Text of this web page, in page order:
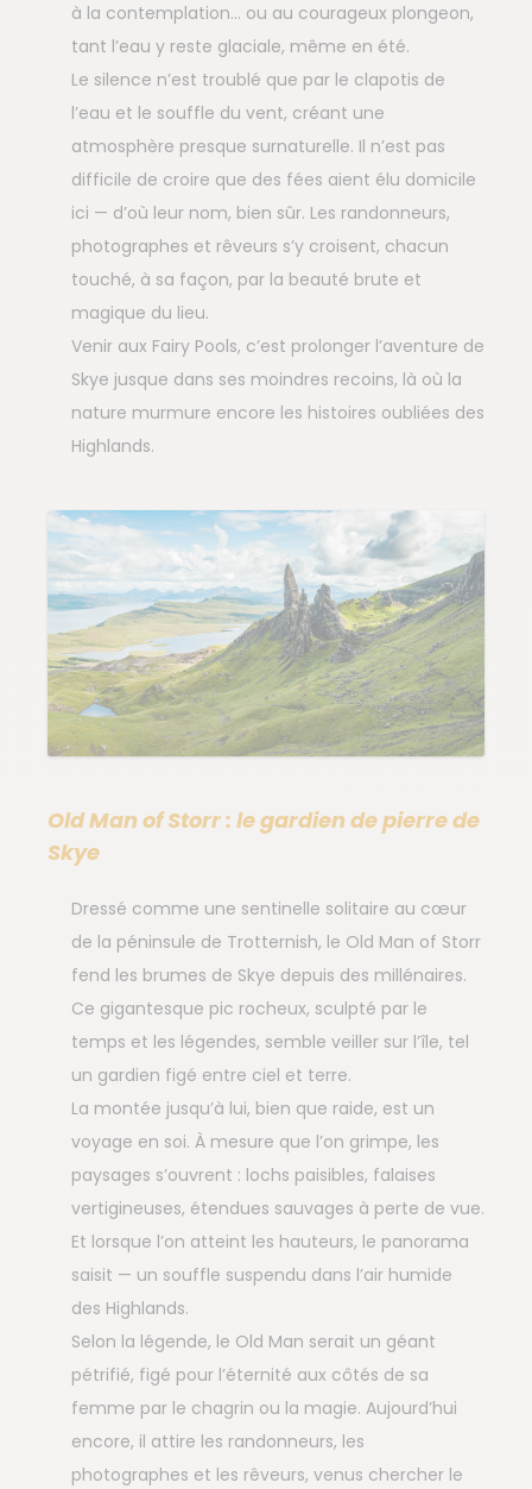
à la contemplation… ou au courageux plongeon,
tant l’eau y reste glaciale, même en été.
Le silence n’est troublé que par le clapotis de
l’eau et le souffle du vent, créant une
atmosphère presque surnaturelle. Il n’est pas
difficile de croire que des fées aient élu domicile
ici — d’où leur nom, bien sûr. Les randonneurs,
photographes et rêveurs s’y croisent, chacun
touché, à sa façon, par la beauté brute et
magique du lieu.
Venir aux Fairy Pools, c’est prolonger l’aventure de
Skye jusque dans ses moindres recoins, là où la
nature murmure encore les histoires oubliées des
Highlands.
Old Man of Storr : le gardien de pierre de
Skye
Dressé comme une sentinelle solitaire au cœur
de la péninsule de Trotternish, le Old Man of Storr
fend les brumes de Skye depuis des millénaires.
Ce gigantesque pic rocheux, sculpté par le
temps et les légendes, semble veiller sur l’île, tel
un gardien figé entre ciel et terre.
La montée jusqu’à lui, bien que raide, est un
voyage en soi. À mesure que l’on grimpe, les
paysages s’ouvrent : lochs paisibles, falaises
vertigineuses, étendues sauvages à perte de vue.
Et lorsque l’on atteint les hauteurs, le panorama
saisit — un souffle suspendu dans l’air humide
des Highlands.
Selon la légende, le Old Man serait un géant
pétrifié, figé pour l’éternité aux côtés de sa
femme par le chagrin ou la magie. Aujourd’hui
encore, il attire les randonneurs, les
photographes et les rêveurs, venus chercher le